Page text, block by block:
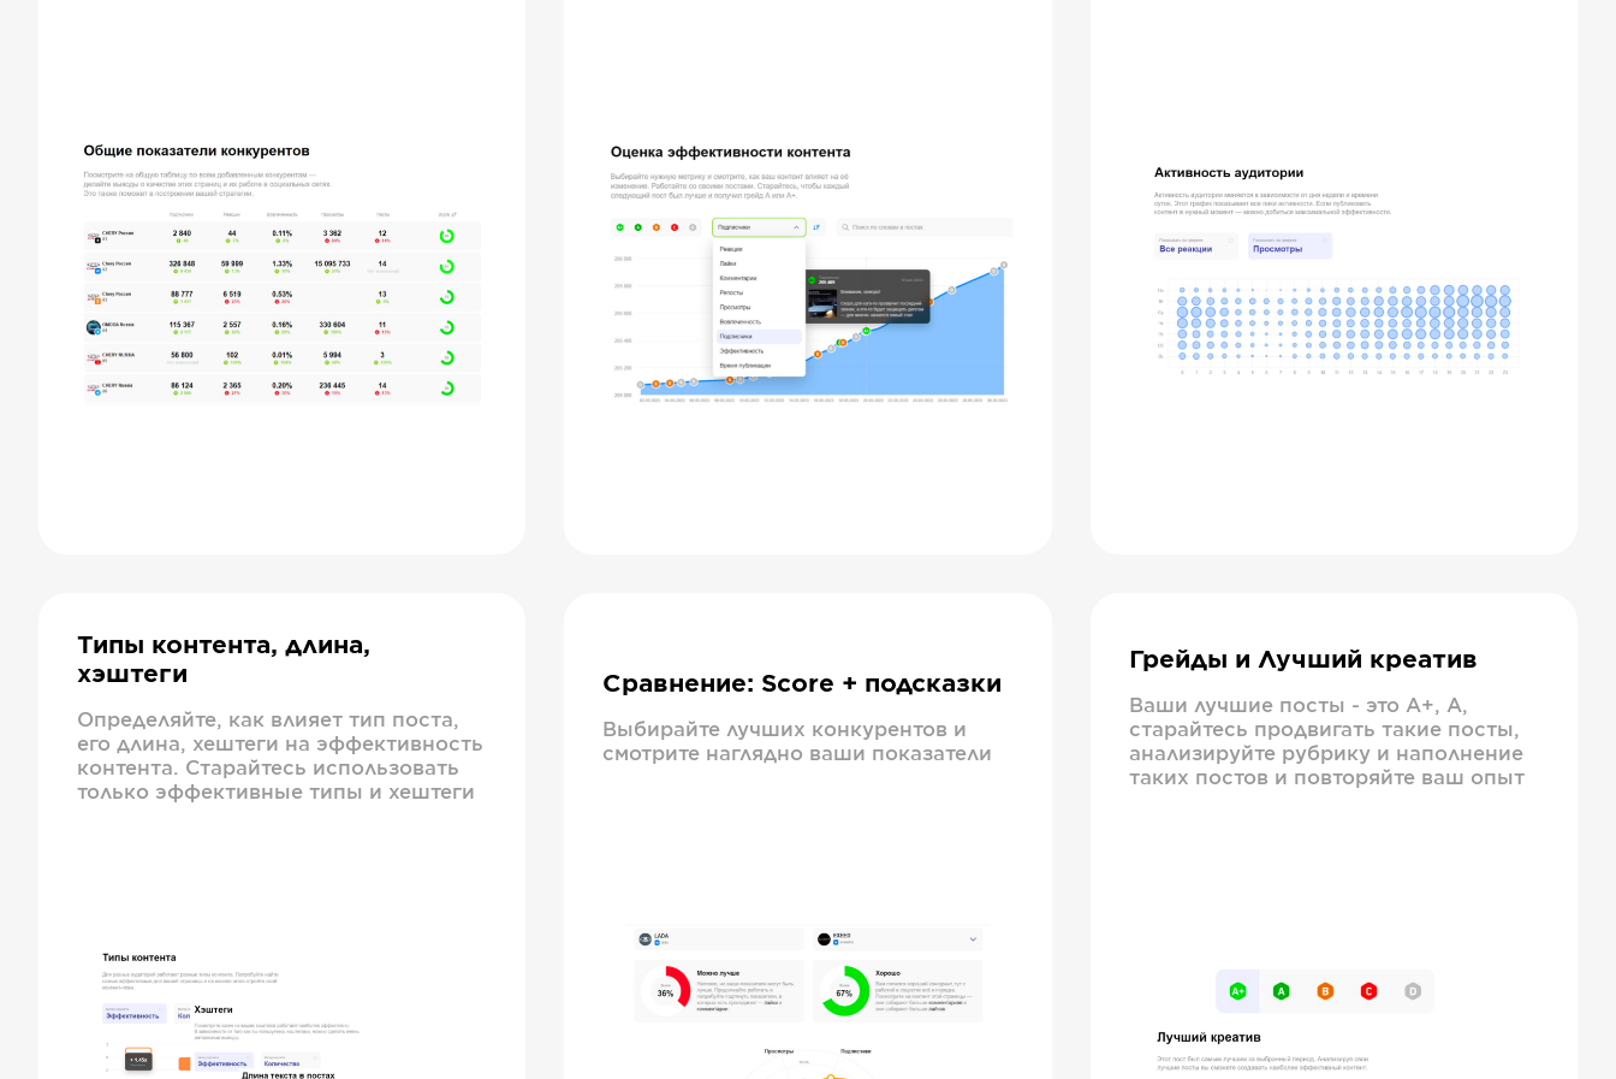
Типы контента, длина,
хэштеги
Определяйте, как влияет тип поста,
его длина, хештеги на эффективность
контента. Старайтесь использовать
только эффективные типы и хештеги
Сравнение: Score + подсказки
Выбирайте лучших конкурентов и
смотрите наглядно ваши показатели
Грейды и Лучший креатив
Ваши лучшие посты - это А+, А,
старайтесь продвигать такие посты,
анализируйте рубрику и наполнение
таких постов и повторяйте ваш опыт